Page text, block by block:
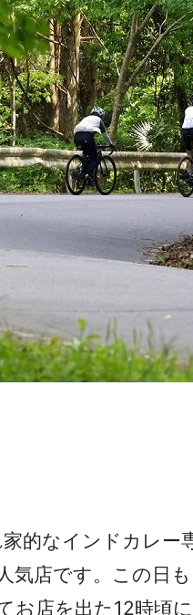
的なインドカレ
店です。この日
店を出た12時頃